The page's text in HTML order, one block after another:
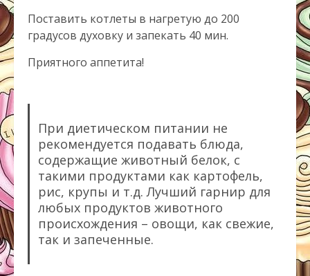
Поставить котлеты в нагретую до 200
градусов духовку и запекать 40 мин.
Приятного аппетита!
При диетическом питании не
рекомендуется подавать блюда,
содержащие животный белок, с
такими продуктами как картофель,
рис, крупы и т.д. Лучший гарнир для
любых продуктов животного
происхождения – овощи, как свежие,
так и запеченные.